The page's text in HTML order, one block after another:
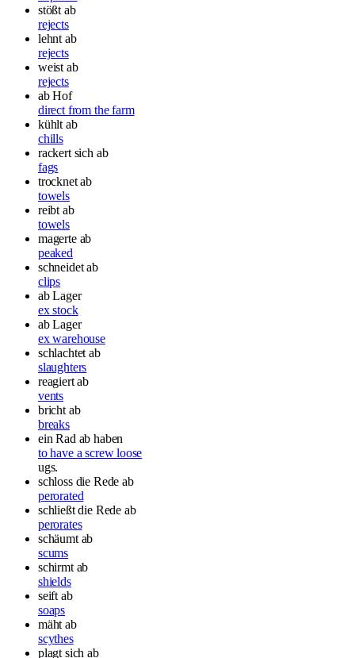
stößt ab
rejects
lehnt ab
rejects
weist ab
rejects
ab Hof
direct from the farm
kühlt ab
chills
rackert sich ab
fags
trocknet ab
towels
reibt ab
towels
magerte ab
peaked
schneidet ab
clips
ab Lager
ex stock
ab Lager
ex warehouse
schlachtet ab
slaughters
reagiert ab
vents
bricht ab
breaks
ein Rad ab haben
to have a screw loose
ugs.
schloss die Rede ab
perorated
schließt die Rede ab
perorates
schäumt ab
scums
schirmt ab
shields
seift ab
soaps
mäht ab
scythes
plagt sich ab